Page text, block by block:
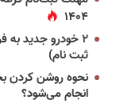
۱۴۰۴
۲ خودرو جدید
ثبت نام)
نحوه روشن کردن
انجام می‌شود؟